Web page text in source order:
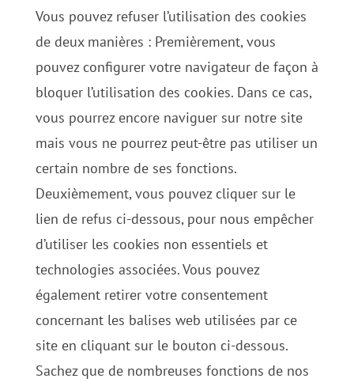
Vous pouvez refuser l’utilisation des cookies
de deux manières : Premièrement, vous
pouvez configurer votre navigateur de façon à
bloquer l’utilisation des cookies. Dans ce cas,
vous pourrez encore naviguer sur notre site
mais vous ne pourrez peut-être pas utiliser un
certain nombre de ses fonctions.
Deuxièmement, vous pouvez cliquer sur le
lien de refus ci-dessous, pour nous empêcher
d’utiliser les cookies non essentiels et
technologies associées. Vous pouvez
également retirer votre consentement
concernant les balises web utilisées par ce
site en cliquant sur le bouton ci-dessous.
Sachez que de nombreuses fonctions de nos